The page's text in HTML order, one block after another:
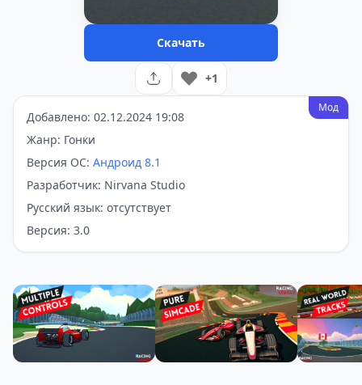
Скачать
+1
Мод
Добавлено: 02.12.2024 19:08
Жанр: Гонки
Версия ОС: Андроид 8.1
Разработчик: Nirvana Studio
Русский язык: отсутствует
Версия: 3.0